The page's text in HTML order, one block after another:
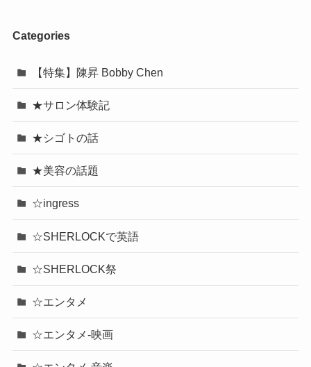
Categories
【特集】陳昇 Bobby Chen
★サロン体験記
★シゴトの話
★美容の話題
☆ingress
☆SHERLOCKで英語
☆SHERLOCK祭
☆エンタメ
☆エンタメ-映画